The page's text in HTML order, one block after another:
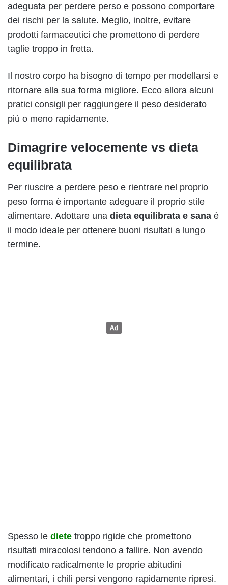
adeguata per perdere perso e possono comportare
dei rischi per la salute. Meglio, inoltre, evitare
prodotti farmaceutici che promettono di perdere
taglie troppo in fretta.
Il nostro corpo ha bisogno di tempo per modellarsi e
ritornare alla sua forma migliore. Ecco allora alcuni
pratici consigli per raggiungere il peso desiderato
più o meno rapidamente.
Dimagrire velocemente vs dieta
equilibrata
Per riuscire a perdere peso e rientrare nel proprio
peso forma è importante adeguare il proprio stile
alimentare. Adottare una dieta equilibrata e sana è
il modo ideale per ottenere buoni risultati a lungo
termine.
Spesso le diete troppo rigide che promettono
risultati miracolosi tendono a fallire. Non avendo
modificato radicalmente le proprie abitudini
alimentari, i chili persi vengono rapidamente ripresi.